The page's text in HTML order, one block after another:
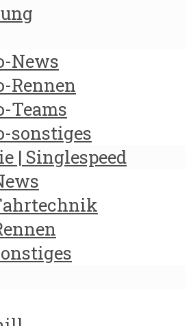
News
Rennen
Teams
sonstiges
| Singlespeed